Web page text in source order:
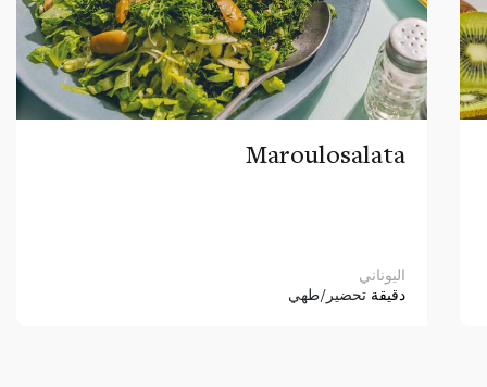
Maroulosalata
اليوناني
دقيقة تحضير/طهي